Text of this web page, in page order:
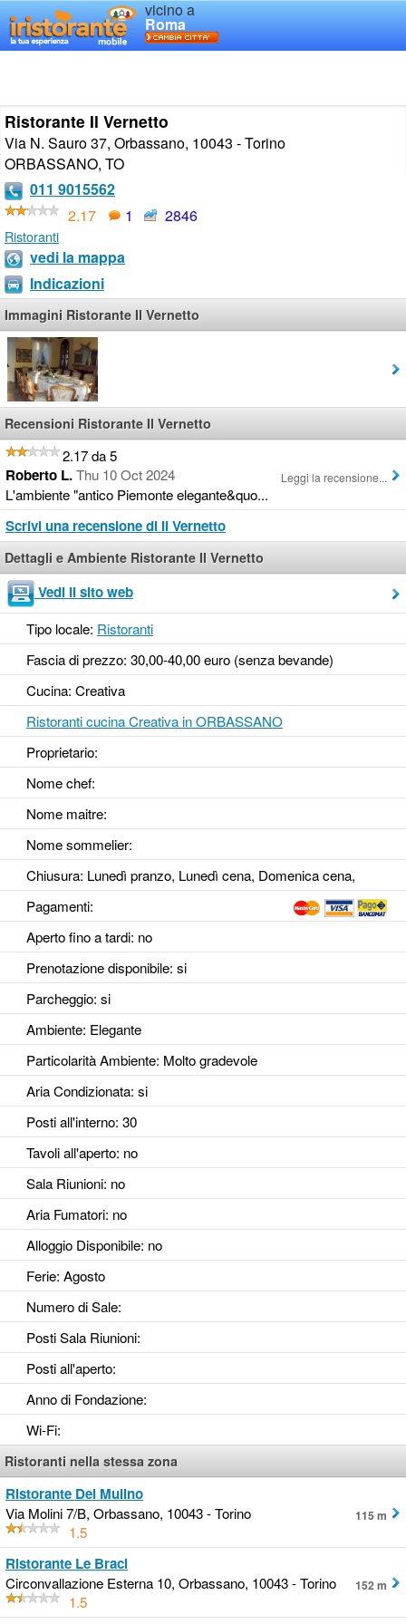
vicino a
Roma
Ristorante Il Vernetto
Via N. Sauro 37, Orbassano, 10043 - Torino
ORBASSANO, TO
011 9015562
2.17
1 2846
Ristoranti
vedi la mappa
Indicazioni
Immagini Ristorante Il Vernetto
Recensioni Ristorante Il Vernetto
2.17 da 5
Roberto L.Thu 10 Oct 2024
L'ambiente "antico Piemonte elegante&quo...
Leggi la recensione...
Scrivi una recensione di Il Vernetto
Dettagli e Ambiente Ristorante Il Vernetto
Vedi il sito web
Tipo locale: Ristoranti
Fascia di prezzo: 30,00-40,00 euro (senza bevande)
Cucina: Creativa
Ristoranti cucina Creativa in ORBASSANO
Proprietario:
Nome chef:
Nome maitre:
Nome sommelier:
Chiusura: Lunedì pranzo, Lunedì cena, Domenica cena,
Pagamenti:
Aperto fino a tardi: no
Prenotazione disponibile: si
Parcheggio: si
Ambiente: Elegante
Particolarità Ambiente: Molto gradevole
Aria Condizionata: si
Posti all'interno: 30
Tavoli all'aperto: no
Sala Riunioni: no
Aria Fumatori: no
Alloggio Disponibile: no
Ferie: Agosto
Numero di Sale:
Posti Sala Riunioni:
Posti all'aperto:
Anno di Fondazione:
Wi-Fi:
Ristoranti nella stessa zona
Ristorante Del Mulino
Via Molini 7/B, Orbassano, 10043 - Torino
1.5
115 m
Ristorante Le Braci
Circonvallazione Esterna 10, Orbassano, 10043 - Torino
1.5
152 m